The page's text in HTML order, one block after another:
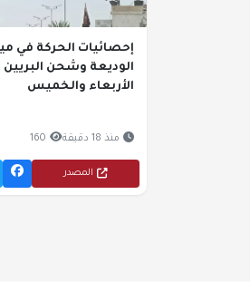
إحصائيات الحركة في
الوديعة وشحن البريين
الأربعاء والخميس
منذ 18 دقيقة 160
المصدر